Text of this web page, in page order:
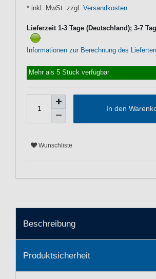
* inkl. MwSt. zzgl. Versandkosten
Lieferzeit 1-3 Tage (Deutschland); 3-7
Informationen zur Berechnung des
Mehr als 5 Stück verfügbar
In den
Wunschliste
Beschreibung
Produktsicherheit